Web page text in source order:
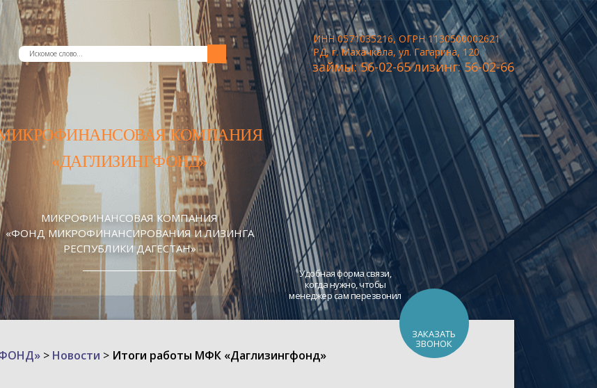
ИНН 0571035216, ОГРН 1130500002621
РД, г. Махачкала, ул. Гагарина, 120
займы: 56-02-65 лизинг: 56-02-66
КОМПАНИЯ
«ДАГЛИЗИНГФОНД»
МИКРОФИНАНСОВАЯ КОМПАНИЯ
«ФОНД МИКРОФИНАНСИРОВАНИЯ И ЛИЗИНГА
РЕСПУБЛИКИ ДАГЕСТАН»
ЗАКАЗАТЬ
ЗВОНОК
Удобная форма связи,
когда нужно, чтобы
менеджер сам перезвонил
> Новости > Итоги работы МФК «Даглизингфонд»